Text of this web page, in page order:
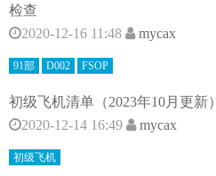
检查
2020-12-16 11:48
mycax
91部 D002 FSOP
初级飞机清单（2023年10月更新）
2020-12-14 16:49
mycax
初级飞机